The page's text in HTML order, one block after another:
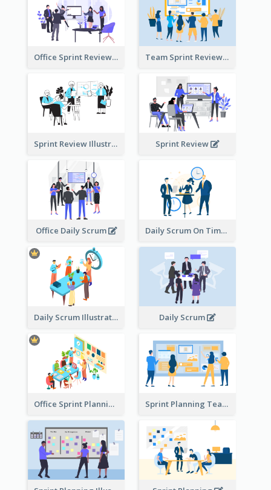
Office Sprint Review Team Sprint Review
Sprint Review Illustration Sprint Review
Office Daily Scrum Daily Scrum On Time
Daily Scrum Illustration Daily Scrum
Office Sprint Planning Sprint Planning Team